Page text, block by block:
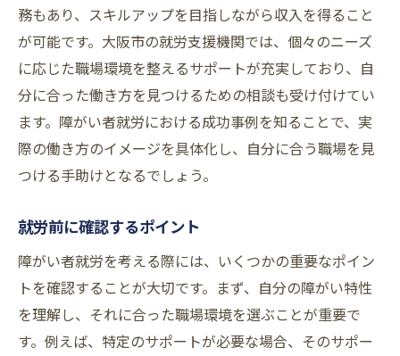
務もあり、スキルアップを目指しながら収入を得ること
が可能です。大阪市の就労支援機関では、個々のニーズ
に応じた職場環境を整えるサポートが充実しており、自
分に合った働き方を見つけるための相談も受け付けてい
ます。障がい者就労における成功事例を知ることで、実
際の働き方のイメージを具体化し、自分に合う職場を見
つける手助けとなるでしょう。
就労前に確認するポイント
障がい者就労を考える際には、いくつかの重要なポイン
トを確認することが大切です。まず、自分の障がい特性
を理解し、それに合った職場環境を選ぶことが重要で
す。例えば、特定のサポートが必要な場合、そのサポー